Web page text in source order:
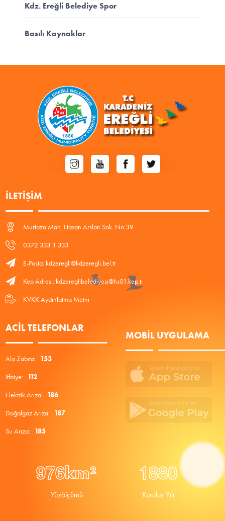
Kdz. Ereğli Belediye Spor
Basılı Kaynaklar
İLETIŞIM
Murtaza Mah. Hasan Arslan Sok. No:39
0372 333 1 333
E-Posta: kdzeregli@kdzeregli.bel.tr
Kep Adresi: kdzereglibelediyesi@hs01.kep.tr
KVKK Aydınlatma Metni
ACIL TELEFONLAR
Alo Zabıta: 153
İtfaiye: 112
Elektrik Arıza: 186
Doğalgaz Arıza: 187
Su Arıza: 185
MOBIL UYGULAMA
976km²
Yüzölçümü
1880
Kuruluş Yılı